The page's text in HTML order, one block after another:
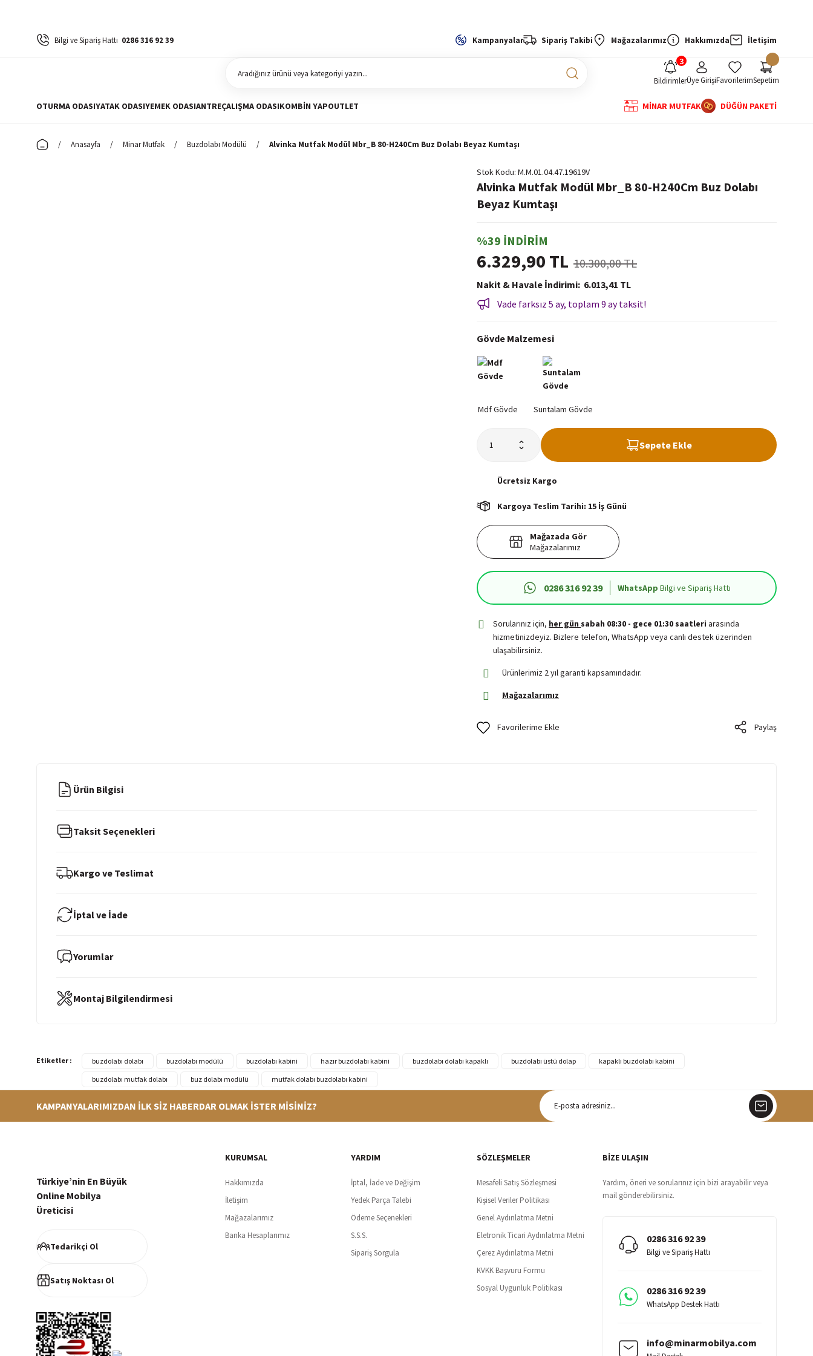
Bilgi ve Sipariş Hattı 0286 316 92 39 Kampanyalar Sipariş Takibi Mağazalarımız Hakkımızda İletişim
BildirimlerÜye GirişiFavorilerimSepetim
OTURMA ODASIYATAK ODASIYEMEK ODASIANTREÇALIŞMA ODASIKOMBIN YAPOUTLET MİNAR MUTFAK DÜĞÜN PAKETİ
Anasayfa Minar Mutfak Buzdolabı Modülü Alvinka Mutfak Modül Mbr_B 80-H240Cm Buz Dolabı Beyaz Kumtaşı
Stok Kodu M.M.01.04.47.19619V
Alvinka Mutfak Modül Mbr_B 80-H240Cm Buz Dolabı
Beyaz Kumtaşı
%39 İNDİRİM
6.329,90 TL 10.300,00 TL
Nakit & Havale İndirimi 6.013,41 TL
Vade farksız 5 ay, toplam 9 ay taksit!
Gövde Malzemesi
Sepete Ekle
Ücretsiz Kargo
Kargoya Teslim Tarihi: 15 İş Günü
Mağazada Gör
Mağazalarımız
0286 316 92 39 WhatsApp Bilgi ve Sipariş Hattı
Sorularınız için, her gün sabah 08:30 - gece 01:30 saatleriarasında
hizmetinizdeyiz. Bizlere telefon, WhatsApp veya canlı destek üzerinden
ulaşabilirsiniz.
Ürünlerimiz 2 yıl garanti kapsamındadır.
Mağazalarımız
Paylaş
Ürün Bilgisi
Taksit Seçenekleri
Kargo ve Teslimat
İptal ve İade
Yorumlar
Montaj Bilgilendirmesi
Etiketler : buzdolabı dolabı buzdolabı modülü buzdolabı kabini hazır buzdolabı kabini buzdolabı dolabı kapaklı buzdolabı üstü dolap
kapaklı buzdolabı kabini
buzdolabı mutfak dolabı
buz dolabı modülü mutfak dolabı buzdolabı kabini
Siparişleriniz en kısa sürede hazırlanarak kargoya verilir
256Bit SSl sertifikası ve 3D ödeme ile bilgileriniz güvende
Tüm ürünlerde ücretsiz teslimat
%100 müşteri memnuniyeti odaklı ve güvenilir hizmet anlayışı
KAMPANYALARIMIZDAN İLK SİZ HABERDAR OLMAK İSTER MİSİNİZ?
Türkiye’nin En Büyük
Online Mobilya
Üreticisi
Tedarikçi Ol
Satış Noktası Ol
KURUMSAL
Hakkımızda
İletişim
Mağazalarımız
Banka Hesaplarımız
YARDIM
İptal, İade ve Değişim
Yedek Parça Talebi
Ödeme Seçenekleri
S.S.S.
Sipariş Sorgula
SÖZLEŞMELER
Mesafeli Satış Sözleşmesi
Kişisel Veriler Politikası
Genel Aydınlatma Metni
Eletronik Ticari Aydınlatma Metni
Çerez Aydınlatma Metni
KVKK Başvuru Formu
Sosyal Uygunluk Politikası
BİZE ULAŞIN
Yardım, öneri ve sorularınız için bizi arayabilir veya
mail gönderebilirsiniz.
0286 316 92 39
Bilgi ve Sipariş Hattı
0286 316 92 39
WhatsApp Destek Hattı
info@minarmobilya.com